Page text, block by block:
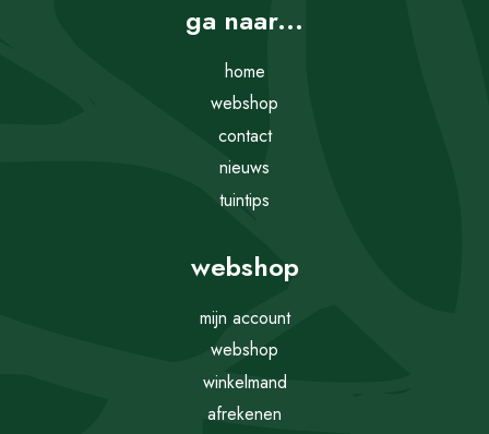
ga naar...
home
webshop
contact
nieuws
tuintips
webshop
mijn account
webshop
winkelmand
afrekenen